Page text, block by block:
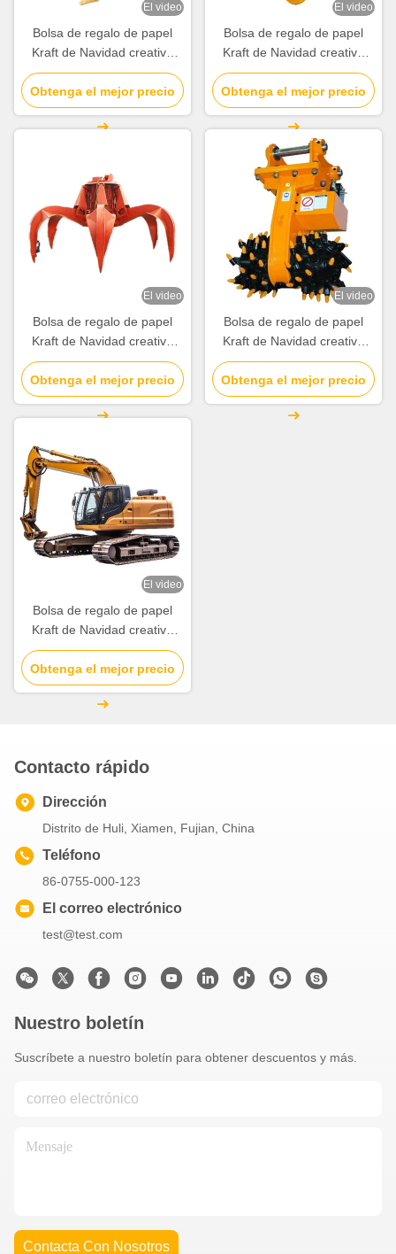
El video
Bolsa de regalo de papel
Kraft de Navidad creativa
personalizada con su propio
logotipo para la fiesta
decorativa de Navidad
Obtenga el mejor precio
El video
Bolsa de regalo de papel
Kraft de Navidad creativa
personalizada con su propio
logotipo para la fiesta
decorativa de Navidad
Obtenga el mejor precio
El video
Bolsa de regalo de papel
Kraft de Navidad creativa
personalizada con su propio
logotipo para la fiesta
decorativa de Navidad
Obtenga el mejor precio
El video
Bolsa de regalo de papel
Kraft de Navidad creativa
personalizada con su propio
logotipo para la fiesta
decorativa de Navidad
Obtenga el mejor precio
El video
Bolsa de regalo de papel
Kraft de Navidad creativa
personalizada con su propio
logotipo para la fiesta
decorativa de Navidad
Obtenga el mejor precio
Contacto rápido
Dirección
Distrito de Huli, Xiamen, Fujian, China
Teléfono
86-0755-000-123
El correo electrónico
test@test.com
Nuestro boletín
Suscríbete a nuestro boletín para obtener descuentos y más.
Contacta Con Nosotros